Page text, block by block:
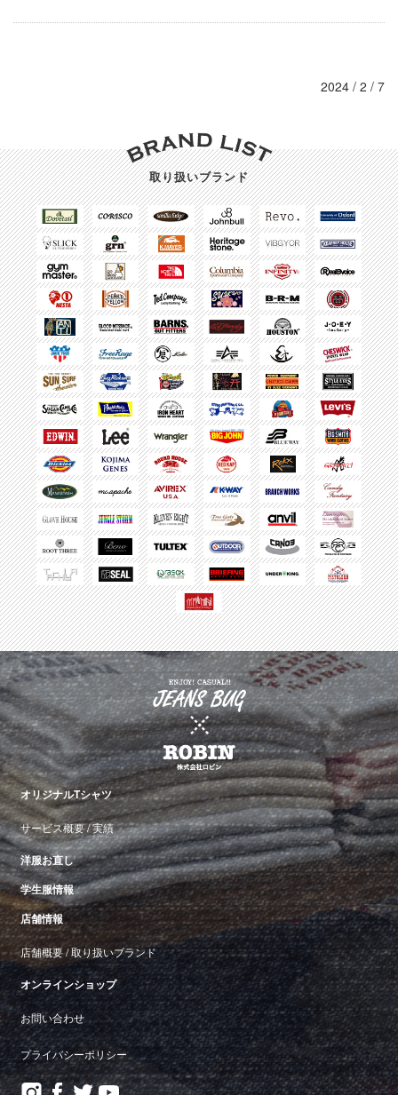
2024 / 2 / 7
取り扱いブランド
オリジナルTシャツ
サービス概要/実績
洋服お直し
学生服情報
店舗情報
店舗概要/取り扱いブランド
オンラインショップ
お問い合わせ
プライバシーポリシー